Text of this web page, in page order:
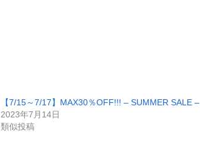
【7/15～7/17】MAX30％OFF!!! – SUMMER SALE –
2023年7月14日
類似投稿